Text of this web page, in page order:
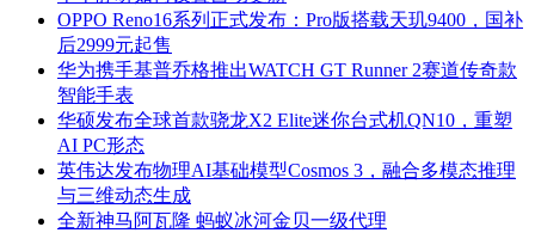
OPPO Reno16系列正式发布：Pro版搭载天玑9400，国补
后2999元起售
华为携手基普乔格推出WATCH GT Runner 2赛道传奇款
智能手表
华硕发布全球首款骁龙X2 Elite迷你台式机QN10，重塑
AI PC形态
英伟达发布物理AI基础模型Cosmos 3，融合多模态推理
与三维动态生成
全新神马阿瓦隆 蚂蚁冰河金贝一级代理